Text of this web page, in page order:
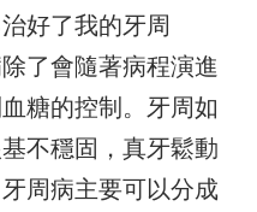
好了我的牙周
了會隨著病程演進
糖的控制。牙周如
不穩固，真牙鬆動
周病主要可以分成